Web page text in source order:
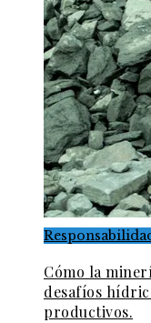
Cómo la
desafíos
productivos.